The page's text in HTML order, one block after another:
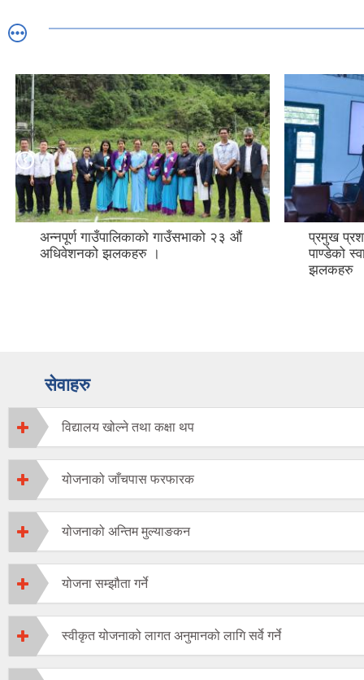
प्रमुख प्रशासकीय अधिकृत कपिल
पाण्डेको स्वागत कार्यक्रमका केही
झलकहरु
सेवाहरु
विद्यालय खोल्ने तथा कक्षा थप
योजनाको जाँचपास फरफारक
योजनाको अन्तिम मुल्याङकन
योजना सम्झौता गर्ने
स्वीकृत योजनाको लागत अनुमानको लागि सर्वे गर्ने